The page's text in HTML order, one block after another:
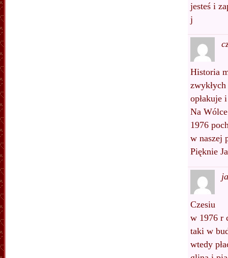
jesteś i
j
Historia
opłakuje
Na
1976
w naszej
Pięknie
Czesiu
w 1976 r
taki w
wtedy